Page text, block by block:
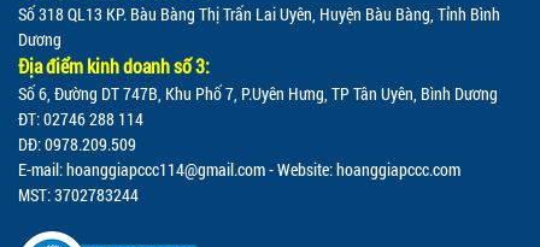
Số 318 QL13 KP. Bàu Bàng Thị Trấn Lai Uyên, Huyện Bàu Bàng, Tỉnh Bình
Dương
Địa điểm kinh doanh số 3:
Số 6, Đường DT 747B, Khu Phố 7, P.Uyên Hưng, TP Tân Uyên, Bình Dương
ĐT: 02746 288 114
DĐ: 0978.209.509
E-mail:hoanggiapccc114@gmail.com- Website: hoanggiapccc.com
MST: 3702783244